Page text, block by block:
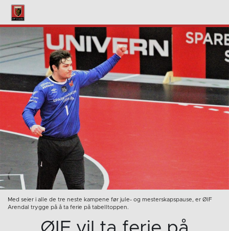
Med seier i alle de tre neste kampene før jule- og mesterskapspause, er ØIF
Arendal trygge på å ta ferie på tabelltoppen.